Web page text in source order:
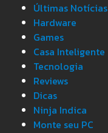
Últimas Notícias
Hardware
Games
Casa Inteligente
Tecnologia
Reviews
Dicas
Ninja Indica
Monte seu PC